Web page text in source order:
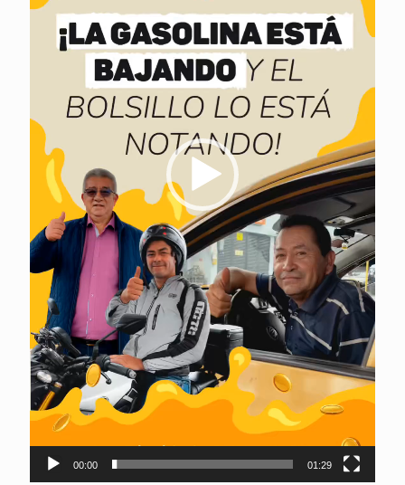
00:00 01:29